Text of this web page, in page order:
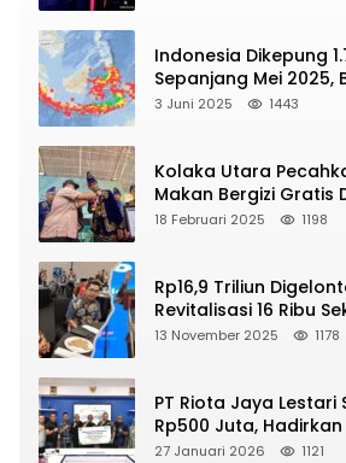
Indonesia Dikepung
Sepanjang Mei 2025,
Yang Intens
3 Juni 2025 1443
Kolaka Utara
Makan Bergizi Gratis
Terbanyak
18 Februari 2025 1198
Rp16,9 Triliun
Revitalisasi 16 Ribu
Indonesia
13 November 2025 1178
PT Riota Jaya
Rp500 Juta,
Korban Bencana di
27 Januari 2026 1121